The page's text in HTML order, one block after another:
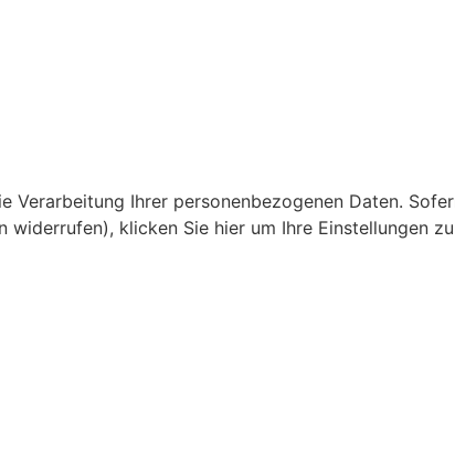
Ihrer personenbezogenen Daten.
klicken Sie hier um Ihre Einstellungen